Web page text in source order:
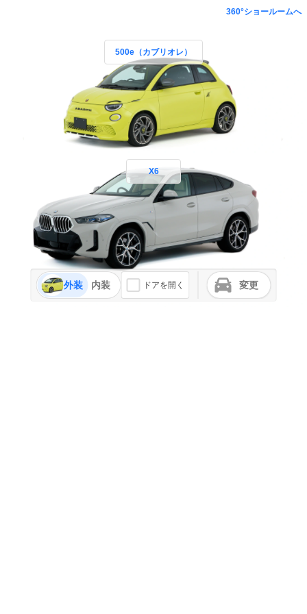
360°ショールームへ
500e（カブリオレ）
X6
外装 内装 ドアを開く 変更